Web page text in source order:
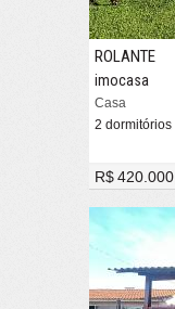
ROLANTE
imocasa
Casa
2 dormitórios
R$ 420.000,